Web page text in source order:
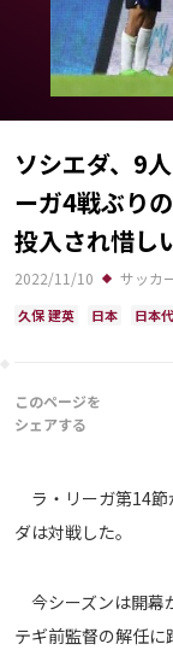
日本代表
Team Japan
日程・結
Schedule
ランキン
Ranking
大会につ
視聴方法
ソシエダ、9
ーガ4戦ぶり
投入され惜し
2022/11/10 サッカ
久保 建英 日本 日本
ラ・リーガ第14節
ダは対戦した。
今シーズンは開幕
テギ前監督の解任